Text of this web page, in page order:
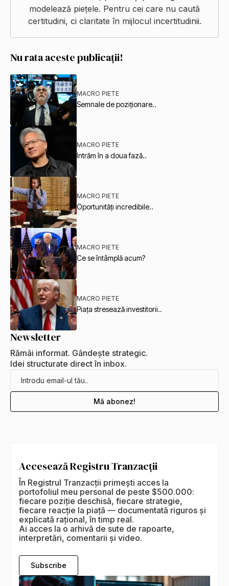
modelează piețele. Pentru cei care nu caută
certitudini, ci claritate în mijlocul incertitudinii.
Nu rata aceste publicații!
MACRO PIETE
Semnale de poziționare..
MACRO PIETE
Intrăm în a doua fază..
MACRO PIETE
Oportunități incredibile..
MACRO PIETE
Ce se întâmplă acum?
MACRO PIETE
Piața stresează investitorii..
Newsletter
Rămâi informat. Gândește strategic.
Idei structurate direct în inbox.
Accesează Registru Tranzacții
În Registrul Tranzacții primești acces la
portofoliul meu personal de peste $500.000:
fiecare poziție deschisă, fiecare strategie,
fiecare reacție la piață — documentată riguros și
explicată rațional, în timp real.
Ai acces la o arhivă de sute de rapoarte,
interpretări, comentarii și video.
Subscribe